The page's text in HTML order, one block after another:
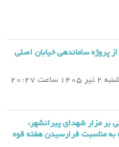
پروژه ساماندهی خیابان اصلی
ساعت 20:27
بر مزار شهدای پیرانشهر،
مناسبت فرارسیدن هفته قوه